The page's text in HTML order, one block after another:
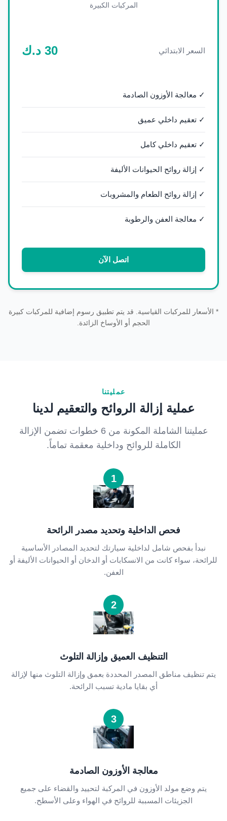
المركبات الكبيرة
السعر الابتدائي 30 د.ك
✓ معالجة الأوزون الصادمة
✓ تعقيم داخلي عميق
✓ تعقيم داخلي كامل
✓ إزالة روائح الحيوانات الأليفة
✓ إزالة روائح الطعام والمشروبات
✓ معالجة العفن والرطوبة
اتصل الآن
* الأسعار للمركبات القياسية. قد يتم تطبيق رسوم إضافية للمركبات كبيرة
الحجم أو الأوساخ الزائدة.
عمليتنا
عملية إزالة الروائح والتعقيم لدينا
عمليتنا الشاملة المكونة من 6 خطوات تضمن الإزالة
الكاملة للروائح وداخلية معقمة تماماً.
1
فحص الداخلية وتحديد مصدر الرائحة
نبدأ بفحص شامل لداخلية سيارتك لتحديد المصادر الأساسية
للرائحة، سواء كانت من الانسكابات أو الدخان أو الحيوانات الأليفة أو
العفن.
2
التنظيف العميق وإزالة التلوث
يتم تنظيف مناطق المصدر المحددة بعمق وإزالة التلوث منها لإزالة
أي بقايا مادية تسبب الرائحة.
3
معالجة الأوزون الصادمة
يتم وضع مولد الأوزون في المركبة لتحييد والقضاء على جميع
الجزيئات المسببة للروائح في الهواء وعلى الأسطح.